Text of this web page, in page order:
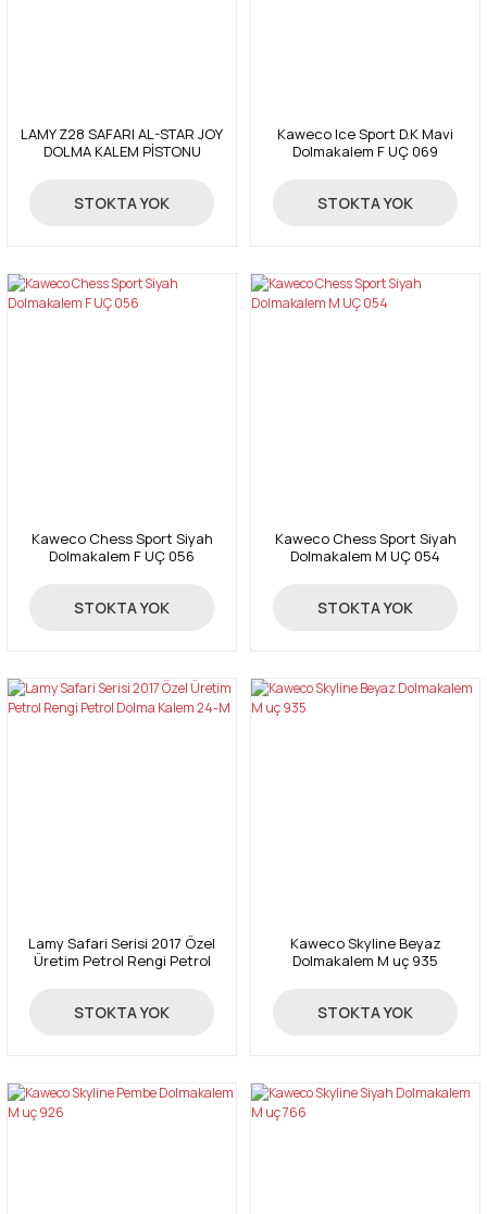
LAMY Z28 SAFARI AL-STAR JOY
DOLMA KALEM PİSTONU
503,00 TL
STOKTA YOK
Kaweco Ice Sport D.K Mavi
Dolmakalem F UÇ 069
2.170,00 TL
STOKTA YOK
Kaweco Chess Sport Siyah
Dolmakalem F UÇ 056
2.170,00 TL
STOKTA YOK
Kaweco Chess Sport Siyah
Dolmakalem M UÇ 054
2.170,00 TL
STOKTA YOK
Lamy Safari Serisi 2017 Özel
Üretim Petrol Rengi Petrol
%46
108,81 TL
STOKTA YOK
Kaweco Skyline Beyaz
Dolmakalem M uç 935
2.170,00 TL
STOKTA YOK